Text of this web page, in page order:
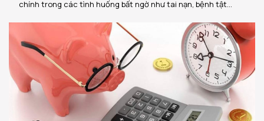
chính trong các tình huống bất ngờ như tai nạn, bệnh tật…